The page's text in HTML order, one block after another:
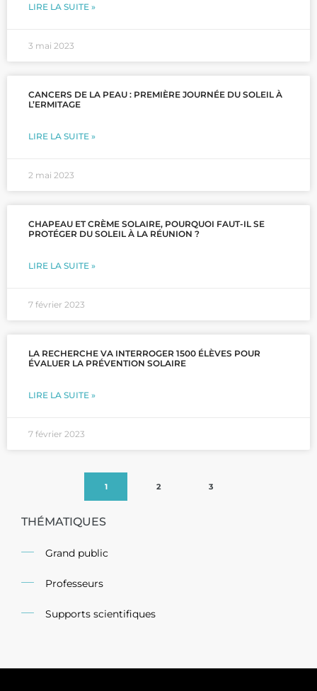
LIRE LA SUITE »
3 mai 2023
CANCERS DE LA PEAU : PREMIÈRE JOURNÉE DU SOLEIL À
L’ERMITAGE
LIRE LA SUITE »
2 mai 2023
CHAPEAU ET CRÈME SOLAIRE, POURQUOI FAUT-IL SE
PROTÉGER DU SOLEIL À LA RÉUNION ?
LIRE LA SUITE »
7 février 2023
LA RECHERCHE VA INTERROGER 1500 ÉLÈVES POUR
ÉVALUER LA PRÉVENTION SOLAIRE
LIRE LA SUITE »
7 février 2023
1 2 3
THÉMATIQUES
Grand public
Professeurs
Supports scientifiques